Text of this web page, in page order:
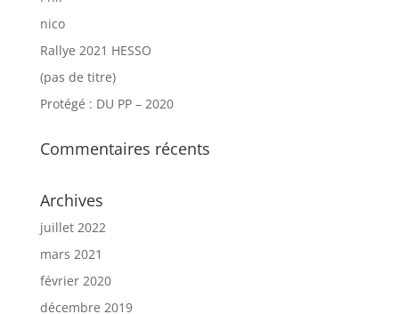
nico
Rallye 2021 HESSO
(pas de titre)
Protégé : DU PP – 2020
Commentaires récents
Archives
juillet 2022
mars 2021
février 2020
décembre 2019